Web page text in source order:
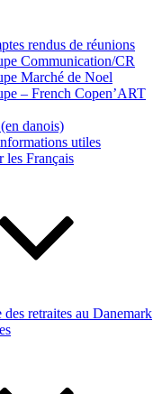
rendus de réunions
Communication/CR
Marché de Noel
– French Copen’ART
danois)
utiles
les Français
des retraites au Danemark